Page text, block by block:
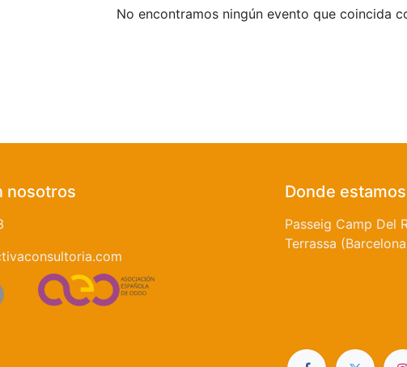
No encontramos ningún evento que coincida
nosotros Donde estamos
Passeig Camp Del
Terrassa